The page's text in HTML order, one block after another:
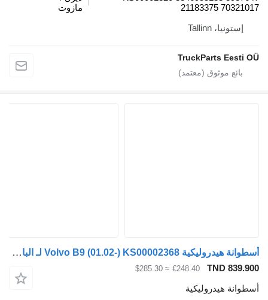
21183375
مازوت
إستونيا، Tallinn
TruckParts Eesti
أسطوانة هيدروليكية Volvo B9 (01.02-) KS00002368 لـ الباصات Volvo B6, B7, B9, B10, B12 bus (1978-2011)
TND
€248.40
≈ $285.30
هيدروليكية